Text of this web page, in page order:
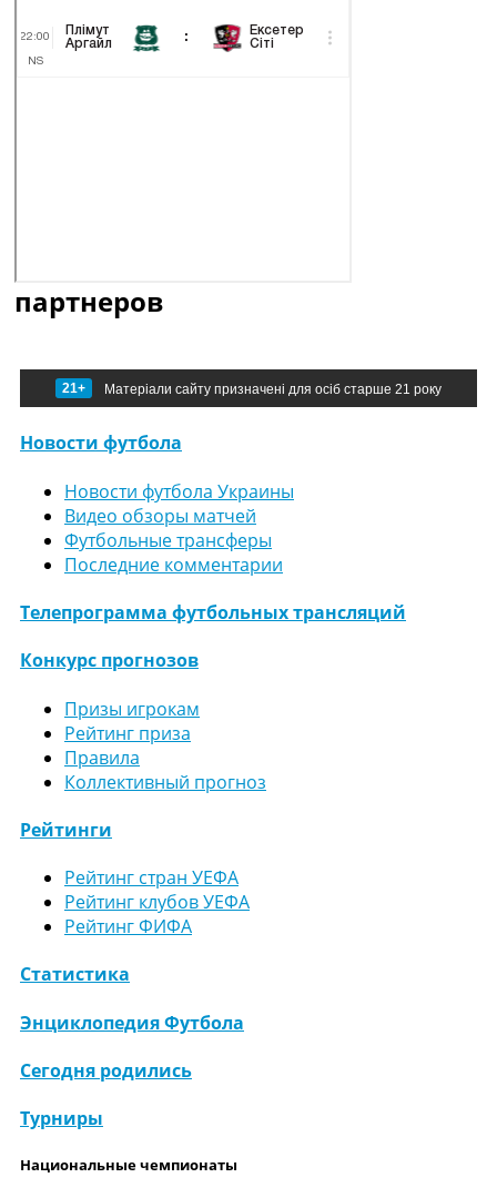
партнеров
21+ Матеріали сайту призначені для осіб старше 21 року
Новости футбола
Новости футбола Украины
Видео обзоры матчей
Футбольные трансферы
Последние комментарии
Телепрограмма футбольных трансляций
Конкурс прогнозов
Призы игрокам
Рейтинг приза
Правила
Коллективный прогноз
Рейтинги
Рейтинг стран УЕФА
Рейтинг клубов УЕФА
Рейтинг ФИФА
Статистика
Энциклопедия Футбола
Сегодня родились
Турниры
Национальные чемпионаты